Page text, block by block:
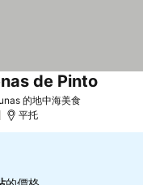
的地中海美食
de Pinto
平托